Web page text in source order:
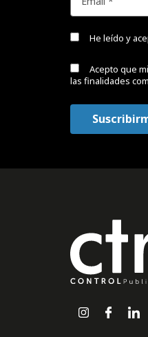
He leído y
Acepto que
las finalidades